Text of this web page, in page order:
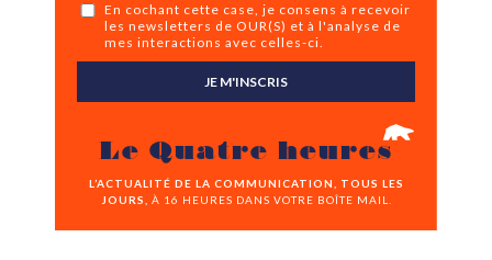
En cochant cette case, je consens à recevoir
les newsletters de OUR(S) et à l'analyse de
mes interactions avec celles-ci.
JE M'INSCRIS
Le Quatre heures
L’ACTUALITÉ DE LA COMMUNICATION, TOUS LES
JOURS,
À 16 HEURES DANS VOTRE BOÎTE MAIL.